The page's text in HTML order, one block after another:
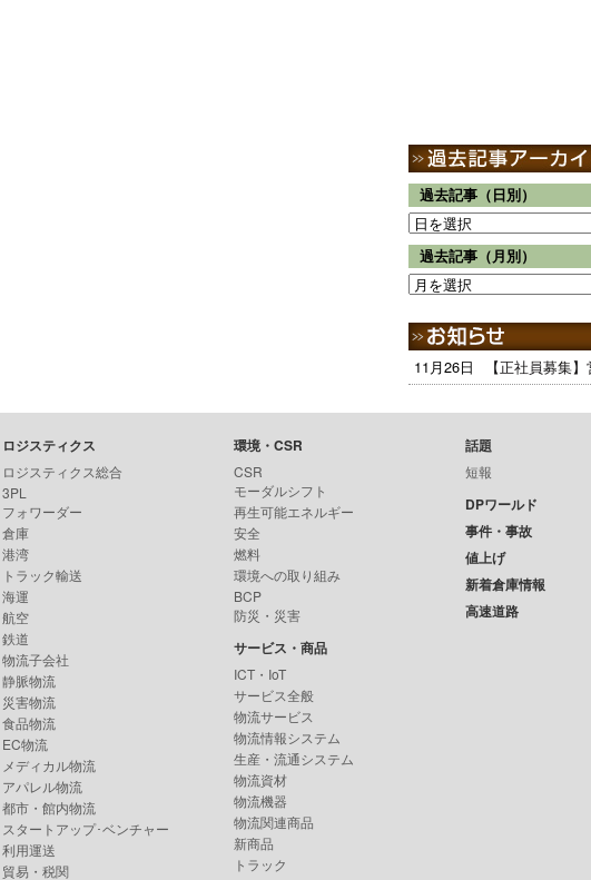
過去記事（日別）
過去記事（月別）
11月26日 【正社員募集
ロジスティクス
ロジスティクス総合
3PL
フォワーダー
倉庫
港湾
トラック輸送
海運
航空
鉄道
物流子会社
静脈物流
災害物流
食品物流
EC物流
メディカル物流
アパレル物流
都市・館内物流
スタートアップ･ベンチャー
利用運送
貿易・税関
環境・CSR
CSR
モーダルシフト
再生可能エネルギー
安全
燃料
環境への取り組み
BCP
防災・災害
サービス・商品
ICT・IoT
サービス全般
物流サービス
物流情報システム
生産・流通システム
物流資材
物流機器
物流関連商品
新商品
トラック
話題
短報
DPワールド
事件・事故
値上げ
新着倉庫情報
高速道路